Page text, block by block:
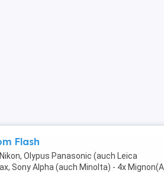
Flash
Olypus Panasonic (auch Leica
Sony Alpha (auch Minolta) - 4x